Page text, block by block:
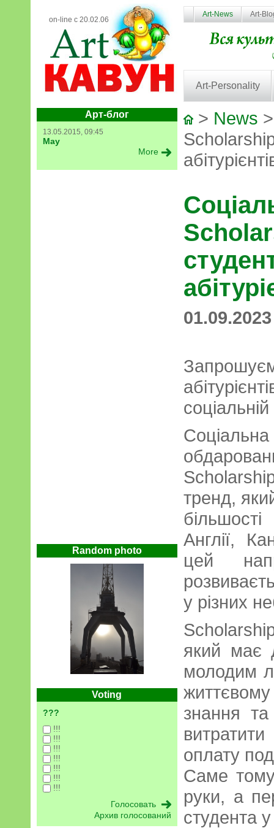
on-line с 20.02.06
Art-News Art-
Art-Personality
Арт-блог
13.05.2015, 09:45
May
More
Random photo
Voting
???
!!!
!!!
!!!
!!!
!!!
!!!
!!!
Архив голосований
> News
тренд,
Англії,
цей
у різних
який має
молодим
знання
оплату
Саме
руки, а
студента